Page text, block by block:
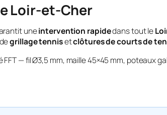
Loir-et-Cher
uneintervention rapidedans tout le
grillage tennisetclôtures de courts de
— fil Ø3,5 mm, maille 45×45 mm, poteaux